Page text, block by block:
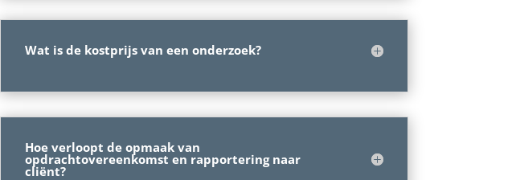
Wat is de kostprijs van een onderzoek?
Hoe verloopt de opmaak van
opdrachtovereenkomst en rapportering naar
cliënt?